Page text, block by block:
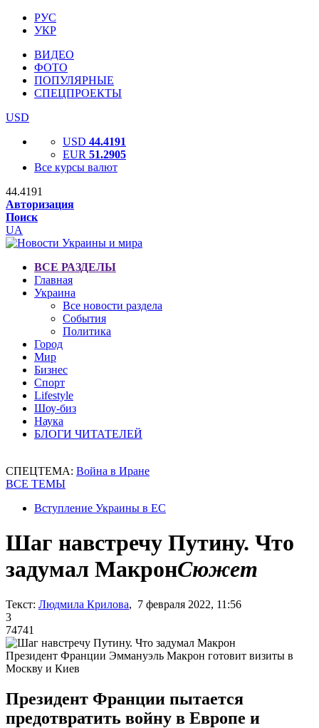
РУС
УКР
ВИДЕО
ФОТО
ПОПУЛЯРНЫЕ
СПЕЦПРОЕКТЫ
USD
USD 44.4191
EUR 51.2905
Все курсы валют
44.4191
Авторизация
Поиск
UA
ВСЕ РАЗДЕЛЫ
Главная
Украина
Все новости раздела
События
Политика
Город
Мир
Бизнес
Спорт
Lifestyle
Шоу-биз
Наука
БЛОГИ ЧИТАТЕЛЕЙ
СПЕЦТЕМА: Война в Иране
ВСЕ ТЕМЫ
Вступление Украины в ЕС
Шаг навстречу Путину. Что
задумал МакронСюжет
Текст: Людмила Крилова, 7 февраля 2022, 11:56
3
74741
Президент Франции Эммануэль Макрон готовит визиты в
Москву и Киев
Президент Франции пытается
предотвратить войну в Европе и